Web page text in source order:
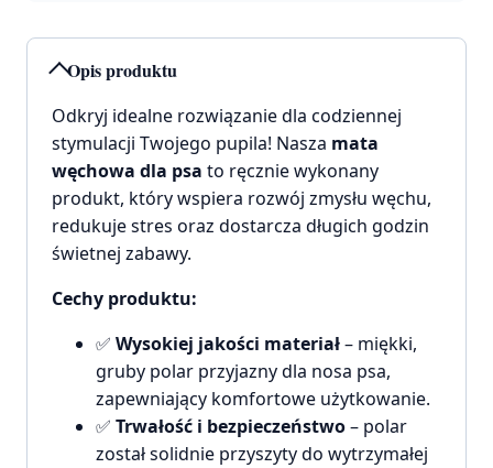
Opis produktu
Odkryj idealne rozwiązanie dla codziennej
stymulacji Twojego pupila! Nasza mata
węchowa dla psa to ręcznie wykonany
produkt, który wspiera rozwój zmysłu węchu,
redukuje stres oraz dostarcza długich godzin
świetnej zabawy.
Cechy produktu:
✅ Wysokiej jakości materiał– miękki,
gruby polar przyjazny dla nosa psa,
zapewniający komfortowe użytkowanie.
✅ Trwałość i bezpieczeństwo– polar
został solidnie przyszyty do wytrzymałej